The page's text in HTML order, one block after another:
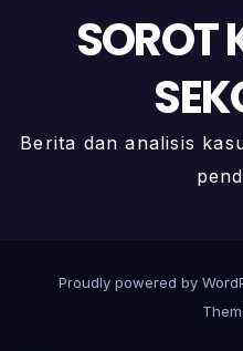
SOROT
Berita dan analisis
Proudly powered by